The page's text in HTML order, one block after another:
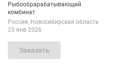
Рыбообрарабатывающий
комбинат
Россия Новосибирская область
23 янв 2026
Заказать